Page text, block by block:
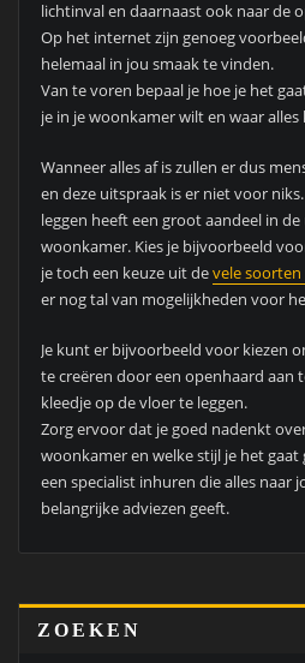
lichtinval en daarnaast ook naar de
Op het internet zijn genoeg
helemaal in jou smaak te vinden.
Van te voren bepaal je hoe je het
je in je woonkamer wilt en waar
Wanneer alles af is zullen er dus
en deze uitspraak is er niet voor
leggen heeft een groot aandeel in
woonkamer. Kies je bijvoorbeeld
je toch een keuze uit devele
er nog tal van mogelijkheden voor
Je kunt er bijvoorbeeld voor kiezen
te creëren door een openhaard aan
kleedje op de vloer te leggen.
Zorg ervoor dat je goed nadenkt
woonkamer en welke stijl je het
een specialist inhuren die alles naar
belangrijke adviezen geeft.
ZOEKEN